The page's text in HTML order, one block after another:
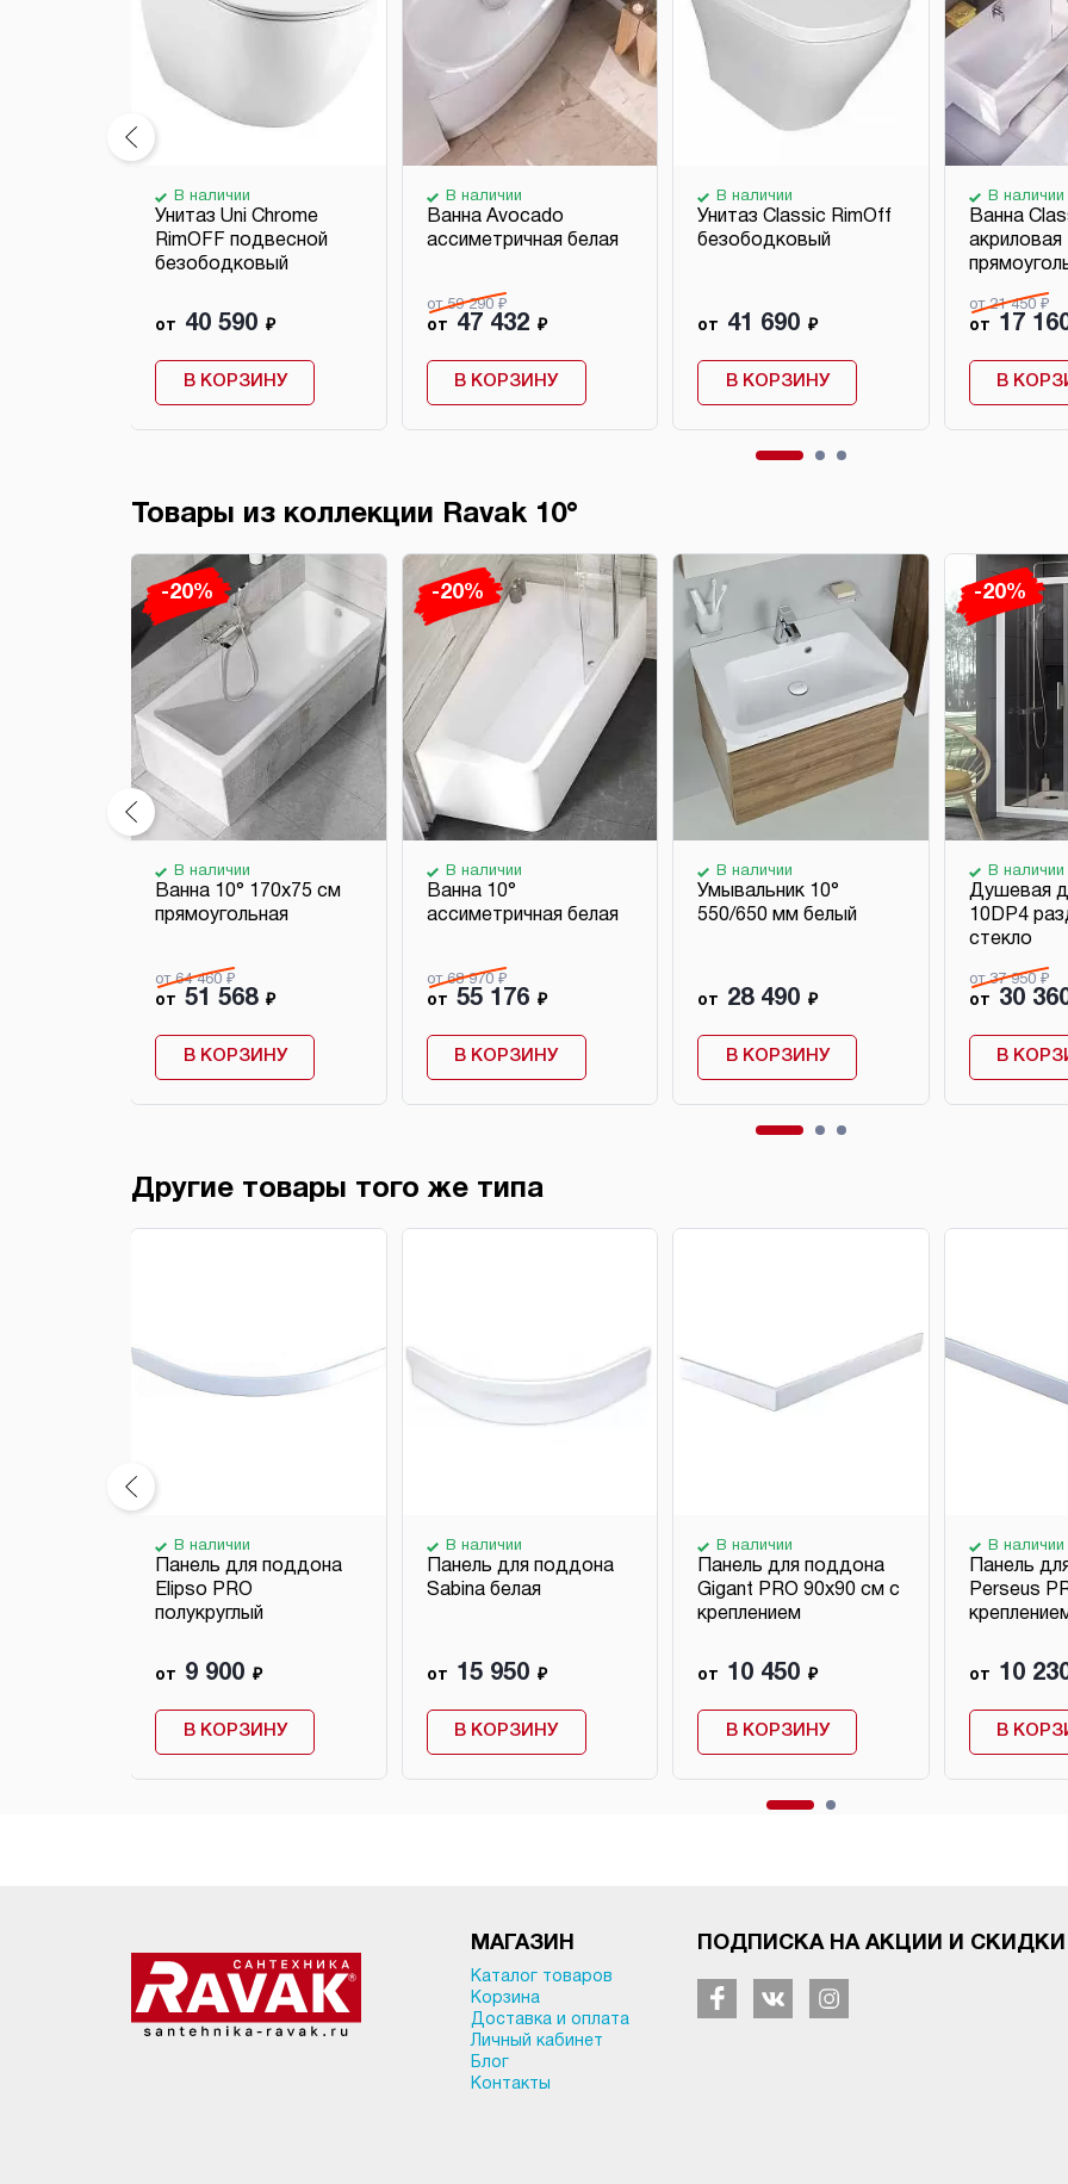
В наличии
Унитаз Uni Chrome
RimOFF подвесной
безободковый
от 40 590 ₽
В КОРЗИНУ
В наличии
Ванна Avocado
ассиметричная белая
от 59 290 ₽
от 47 432 ₽
В КОРЗИНУ
В наличии
Унитаз Classic RimOff
безободковый
от 41 690 ₽
В КОРЗИНУ
В наличии
Ванна
акриловая
от 21 450 ₽
от 17
В
Товары из коллекции Ravak 10°
-20%
В наличии
Ванна 10° 170х75 см
прямоугольная
от 64 460 ₽
от 51 568 ₽
В КОРЗИНУ
-20%
В наличии
Ванна 10°
ассиметричная белая
от 68 970 ₽
от 55 176 ₽
В КОРЗИНУ
В наличии
Умывальник 10°
550/650 мм белый
от 28 490 ₽
В КОРЗИНУ
-20%
В наличии
Душевая
10DP4
стекло
от 37 950 ₽
от 30
В
Другие товары того же типа
В наличии
Панель для поддона
Elipso PRO
полукруглый
от 9 900 ₽
В КОРЗИНУ
В наличии
Панель для поддона
Sabina белая
от 15 950 ₽
В КОРЗИНУ
В наличии
Панель для поддона
Gigant PRO 90х90 см с
креплением
от 10 450 ₽
В КОРЗИНУ
В наличии
Панель
Perseus
от 10
В
МАГАЗИН
Каталог товаров
Корзина
Доставка и оплата
Личный кабинет
Блог
Контакты
ПОДПИСКА НА АКЦИИ И СКИДКИ